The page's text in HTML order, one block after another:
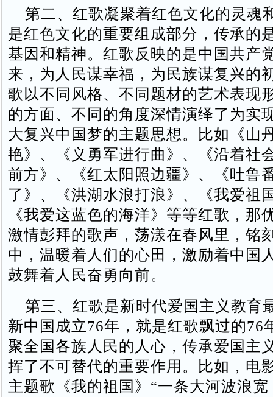
第二、红歌凝聚着红色文化的灵魂
是红色文化的重要组成部分，传承的
基因和精神。红歌反映的是中国共产
来，为人民谋幸福，为民族谋复兴的
歌以不同风格、不同题材的艺术表现
的方面、不同的角度深情演绎了为实
大复兴中国梦的主题思想。比如《山
艳》、《义勇军进行曲》、《沿着社
前方》、《红太阳照边疆》、《吐鲁
了》、《洪湖水浪打浪》、《我爱祖
《我爱这蓝色的海洋》等等红歌，那
激情彭拜的歌声，荡漾在春风里，铭
中，温暖着人们的心田，激励着中国
鼓舞着人民奋勇向前。
第三、红歌是新时代爱国主义教育
新中国成立76年，就是红歌飘过的76
聚全国各族人民的人心，传承爱国主
挥了不可替代的重要作用。比如，电
主题歌《我的祖国》“一条大河波浪